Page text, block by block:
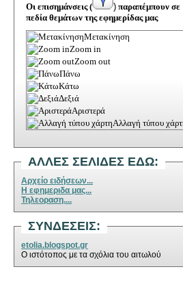
Οι επισημάνσεις ( ) παραπέμπουν σε
πεδία θεμάτων της εφημερίδας μας
Μετακίνηση
Zoom in
Zoom out
Πάνω
Κάτω
Δεξιά
Αριστερά
Αλλαγή τύπου
ΑΛΛΕΣ ΣΕΛΙΔΕΣ ΕΔΩ:
Αρχείο ειδήσεων...
Η εφημεριδα μας...
Τηλεοραση....
ΣΥΝΔΕΣΕΙΣ:
etolia.blogspot.gr
Ο ιστότοπος με τα σχόλια του αιτωλού